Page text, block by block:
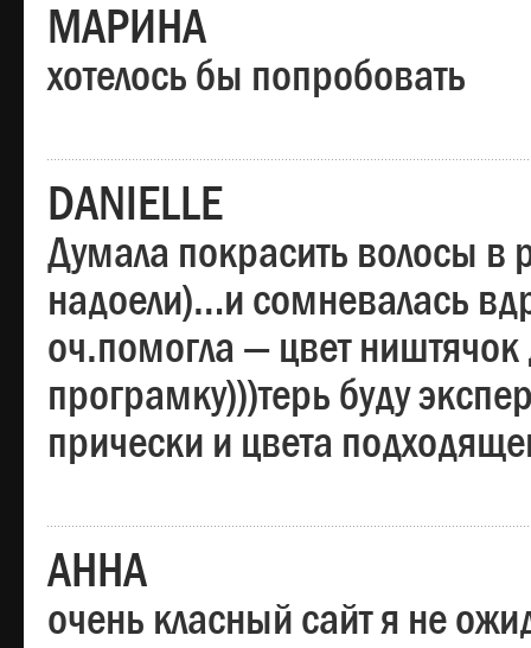
МАРИНА
хотелось бы попробовать
DANIELLE
Думала покрасить волосы
надоели)…и сомневалась
оч.помогла — цвет
програмку)))терь буду
прически и цвета
АННА
очень класный сайт я не